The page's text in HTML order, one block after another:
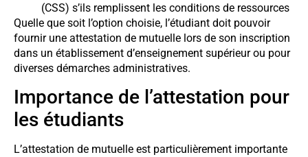
(CSS) s’ils remplissent les conditions de ressources
Quelle que soit l’option choisie, l’étudiant doit pouvoir
fournir une attestation de mutuelle lors de son inscription
dans un établissement d’enseignement supérieur ou pour
diverses démarches administratives.
Importance de l’attestation pour
les étudiants
L’attestation de mutuelle est particulièrement importante